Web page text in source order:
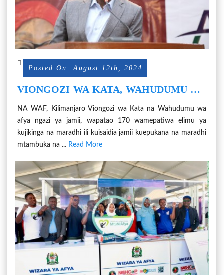
Posted On: August 12th, 2024
VIONGOZI WA KATA, WAHUDUMU WA
MSASA
NA WAF, Kilimanjaro Viongozi wa Kata na Wahudumu wa
afya ngazi ya jamii, wapatao 170 wamepatiwa elimu ya
kujikinga na maradhi ili kuisaidia jamii kuepukana na maradhi
mtambuka na ... Read More